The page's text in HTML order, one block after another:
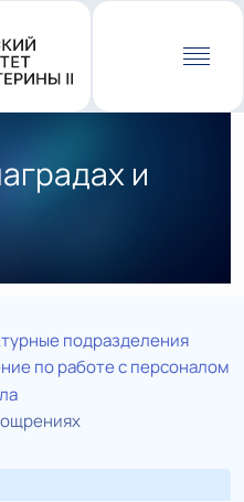
и
подразделения
по работе с персоналом